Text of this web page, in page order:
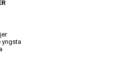
yngsta